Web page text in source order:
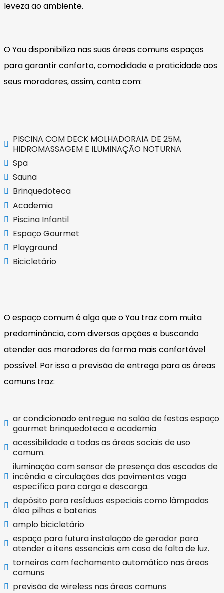
leveza ao ambiente.
O You disponibiliza nas suas áreas comuns espaços
para garantir conforto, comodidade e praticidade aos
seus moradores, assim, conta com:
PISCINA COM DECK MOLHADORAIA DE 25M,
HIDROMASSAGEM E ILUMINAÇÃO NOTURNA
Spa
Sauna
Brinquedoteca
Academia
Piscina Infantil
Espaço Gourmet
Playground
Bicicletário
O espaço comum é algo que o You traz com muita
predominância, com diversas opções e buscando
atender aos moradores da forma mais confortável
possível. Por isso a previsão de entrega para as áreas
comuns traz:
ar condicionado entregue no salão de festas espaço
gourmet brinquedoteca e academia
acessibilidade a todas as áreas sociais de uso
comum.
iluminação com sensor de presença das escadas de
incêndio e circulações dos pavimentos vaga
específica para carga e descarga.
depósito para resíduos especiais como lâmpadas
óleo pilhas e baterias
amplo bicicletário
espaço para futura instalação de gerador para
atender a itens essenciais em caso de falta de luz.
torneiras com fechamento automático nas áreas
comuns
previsão de wireless nas áreas comuns